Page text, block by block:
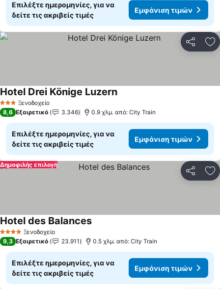
Επιλέξτε ημερομηνίες, για να
δείτε τις ακριβείς τιμές
Εμφάνιση τιμών
3 ΑστέριαΞενοδοχείο
Hotel Drei Könige LuzernΕμφάνιση τιμών
8,6 Εξαιρετικό 3.346 0.9 χλμ. από: City Train
Επιλέξτε ημερομηνίες, για να
δείτε τις ακριβείς τιμές
Εμφάνιση τιμών
Δημοφιλής επιλογή
4 ΑστέριαΞενοδοχείο
Hotel des BalancesΕμφάνιση τιμών
9,3 Εξαιρετικό 23.911 0.5 χλμ. από: City Train
Επιλέξτε ημερομηνίες, για να
δείτε τις ακριβείς τιμές
Εμφάνιση τιμών